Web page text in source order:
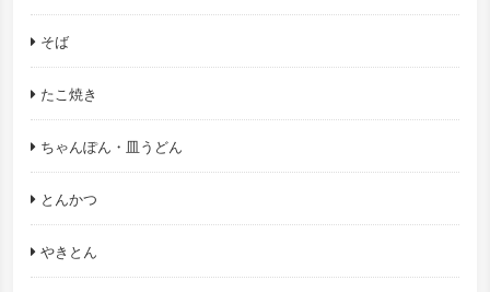
そば
たこ焼き
ちゃんぽん・皿うどん
とんかつ
やきとん